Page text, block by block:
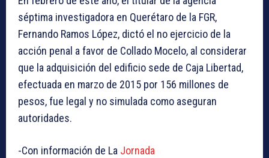
séptima investigadora en Querétaro de la FGR,
Fernando Ramos López, dictó el no ejercicio de la
acción penal a favor de Collado Mocelo, al considerar
que la adquisición del edificio sede de Caja Libertad,
efectuada en marzo de 2015 por 156 millones de
pesos, fue legal y no simulada como aseguran
autoridades.
-Con información de La Jornada